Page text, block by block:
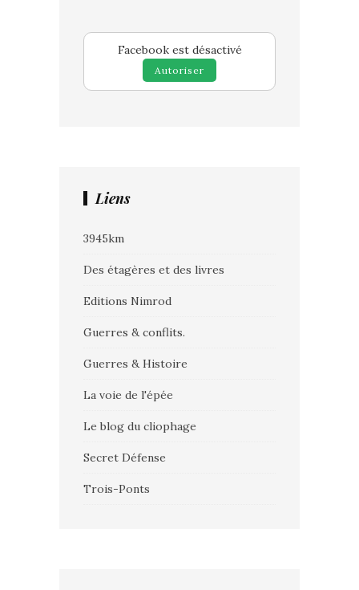
Facebook est désactivé
Autoriser
Liens
3945km
Des étagères et des livres
Editions Nimrod
Guerres & conflits.
Guerres & Histoire
La voie de l'épée
Le blog du cliophage
Secret Défense
Trois-Ponts